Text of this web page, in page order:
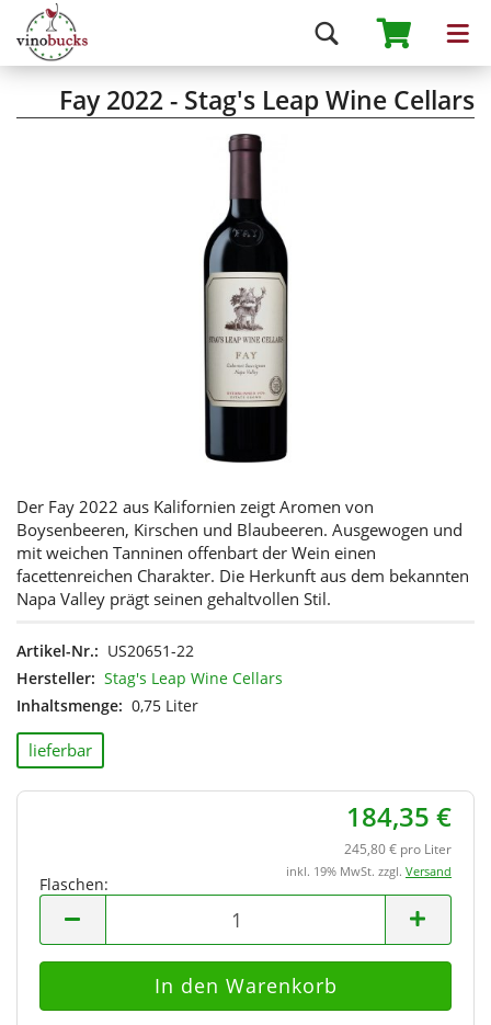
Fay 2022 - Stag's Leap Wine Cellars
Der Fay 2022 aus Kalifornien zeigt Aromen von
Boysenbeeren, Kirschen und Blaubeeren. Ausgewogen und
mit weichen Tanninen offenbart der Wein einen
facettenreichen Charakter. Die Herkunft aus dem bekannten
Napa Valley prägt seinen gehaltvollen Stil.
Artikel-Nr.: US20651-22
Hersteller: Stag's Leap Wine Cellars
Inhaltsmenge: 0,75 Liter
lieferbar
184,35 €
245,80 € pro Liter
inkl. 19% MwSt. zzgl. Versand
Flaschen:
Flaschen